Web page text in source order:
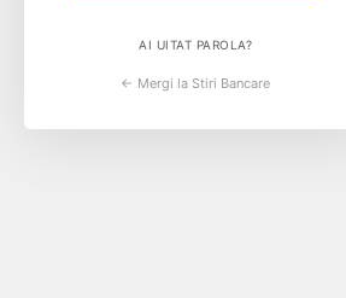
AI UITAT PAROLA?
← Mergi la Stiri Bancare